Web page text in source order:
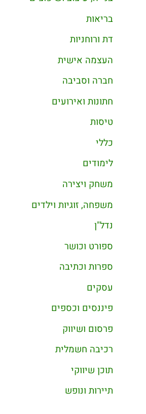
בריאות
דת ורוחניות
העצמה אישית
חברה וסביבה
חתונות ואירועים
טיסות
כללי
לימודים
משחק ויצירה
משפחה, זוגיות וילדים
נדל"ן
ספורט וכושר
ספרות וכתיבה
עסקים
פיננסים וכספים
פרסום ושיווק
רכיבה חשמלית
תוכן שיווקי
תיירות ונופש